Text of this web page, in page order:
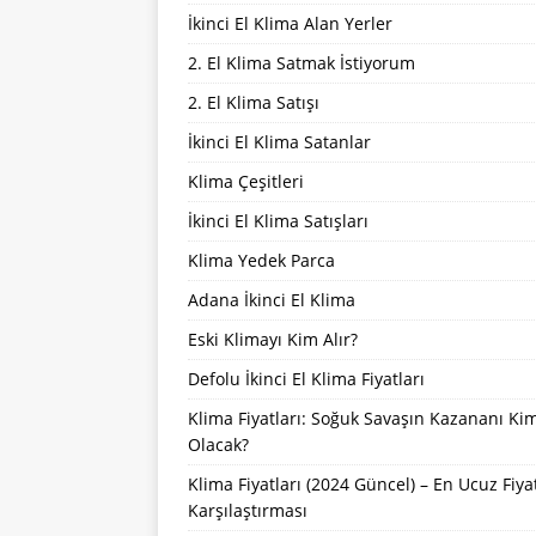
İkinci El Klima Alan Yerler
2. El Klima Satmak İstiyorum
2. El Klima Satışı
İkinci El Klima Satanlar
Klima Çeşitleri
İkinci El Klima Satışları
Klima Yedek Parca
Adana İkinci El Klima
Eski Klimayı Kim Alır?
Defolu İkinci El Klima Fiyatları
Klima Fiyatları: Soğuk Savaşın Kazananı
Olacak?
Klima Fiyatları (2024 Güncel) – En Ucuz
Karşılaştırması